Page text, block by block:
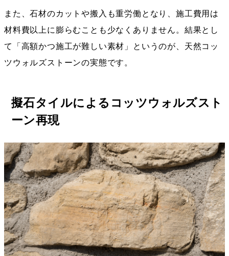
また、石材のカットや搬入も重労働となり、施工費用は
材料費以上に膨らむことも少なくありません。結果とし
て「高額かつ施工が難しい素材」というのが、天然コッ
ツウォルズストーンの実態です。
擬石タイルによるコッツウォルズスト
ーン再現